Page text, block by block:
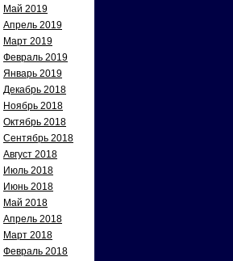
Май 2019
Апрель 2019
Март 2019
Февраль 2019
Январь 2019
Декабрь 2018
Ноябрь 2018
Октябрь 2018
Сентябрь 2018
Август 2018
Июль 2018
Июнь 2018
Май 2018
Апрель 2018
Март 2018
Февраль 2018